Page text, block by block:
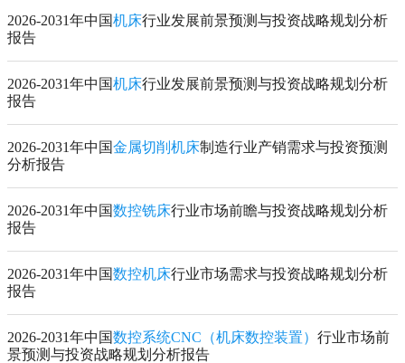
2026-2031年中国机床行业发展前景预测与投资战略规划分析
报告
2026-2031年中国机床行业发展前景预测与投资战略规划分析
报告
2026-2031年中国金属切削机床制造行业产销需求与投资预测
分析报告
2026-2031年中国数控铣床行业市场前瞻与投资战略规划分析
报告
2026-2031年中国数控机床行业市场需求与投资战略规划分析
报告
2026-2031年中国数控系统CNC（机床数控装置） 行业市场前
景预测与投资战略规划分析报告